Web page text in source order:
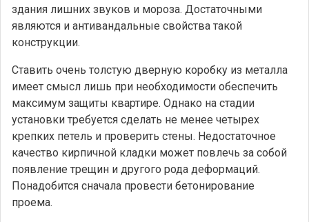
здания лишних звуков и мороза. Достаточными
являются и антивандальные свойства такой
конструкции.
Ставить очень толстую дверную коробку из металла
имеет смысл лишь при необходимости обеспечить
максимум защиты квартире. Однако на стадии
установки требуется сделать не менее четырех
крепких петель и проверить стены. Недостаточное
качество кирпичной кладки может повлечь за собой
появление трещин и другого рода деформаций.
Понадобится сначала провести бетонирование
проема.